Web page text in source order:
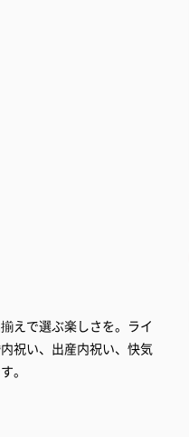
えで選ぶ楽しさを。ライ
祝い、出産内祝い、快気
。